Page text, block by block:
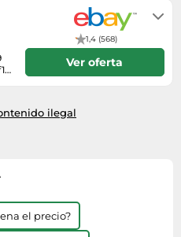
1,4 (568)
Ver oferta
ilegal
el precio?